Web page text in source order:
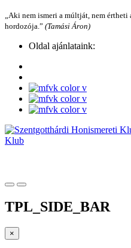
„Aki nem ismeri a múltját, nem
hordozója.” (Tamási Áron)
Oldal ajánlataink:
Klub
TPL_SIDE_BAR
×